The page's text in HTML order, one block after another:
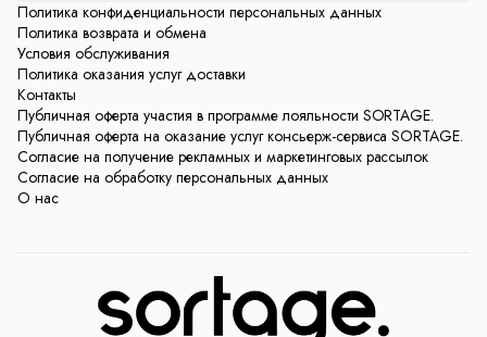
Политика конфиденциальности персональных данных
Политика возврата и обмена
Условия обслуживания
Политика оказания услуг доставки
Контакты
Публичная оферта участия в программе лояльности SORTAGE.
Публичная оферта на оказание услуг консьерж-сервиса SORTAGE.
Согласие на получение рекламных и маркетинговых рассылок
Согласие на обработку персональных данных
О нас